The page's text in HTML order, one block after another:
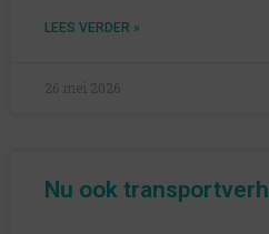
LEES VERDER »
26 mei 2026
Nu ook